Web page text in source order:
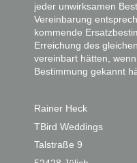
jeder unwirksamen
Vereinbarung
kommende
Erreichung des
vereinbart hätten,
Bestimmung gekannt
Rainer Heck
TBird Weddings
Talstraße 9